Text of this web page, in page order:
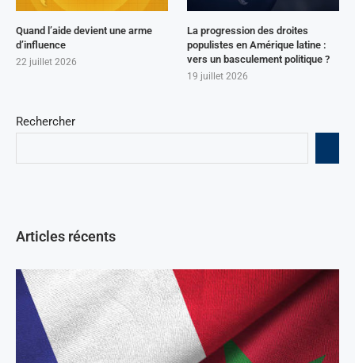
Rechercher
Articles récents
Quand l’aide devient une arme
d’influence
22 juillet 2026
La progression des droites
populistes en Amérique latine :
vers un basculement politique ?
19 juillet 2026